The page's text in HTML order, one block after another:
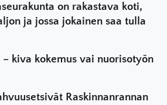
on rakastava koti,
ja jossa jokainen saa tulla
– kiva kokemus vai nuorisotyön
Raskinnanrannan